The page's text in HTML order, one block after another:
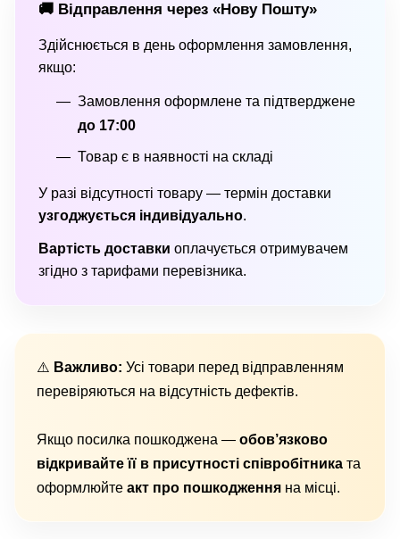
🚚 Відправлення через «Нову Пошту»
Здійснюється в день оформлення замовлення,
якщо:
Замовлення оформлене та підтверджене
до 17:00
Товар є в наявності на складі
У разі відсутності товару — термін доставки
узгоджується індивідуально.
Вартість доставки оплачується отримувачем
згідно з тарифами перевізника.
⚠️ Важливо: Усі товари перед відправленням
перевіряються на відсутність дефектів.
Якщо посилка пошкоджена — обов’язково
відкривайте її в присутності співробітника та
оформлюйте акт про пошкодження на місці.